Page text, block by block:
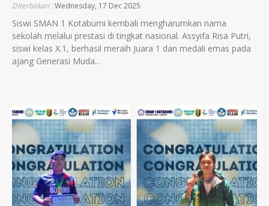
Diterbitkan :Wednesday, 17 Dec 2025
Siswi SMAN 1 Kotabumi kembali mengharumkan nama
sekolah melalui prestasi di tingkat nasional. Assyifa Risa Putri,
siswi kelas X.1, berhasil meraih Juara 1 dan medali emas pada
ajang Generasi Muda...